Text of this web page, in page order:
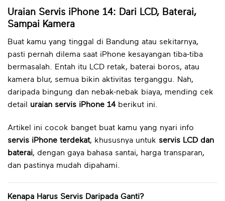
Uraian Servis iPhone 14: Dari LCD, Baterai,
Sampai Kamera
Buat kamu yang tinggal di Bandung atau sekitarnya,
pasti pernah dilema saat iPhone kesayangan tiba-tiba
bermasalah. Entah itu LCD retak, baterai boros, atau
kamera blur, semua bikin aktivitas terganggu. Nah,
daripada bingung dan nebak-nebak biaya, mending cek
detail uraian servis iPhone 14berikut ini.
Artikel ini cocok banget buat kamu yang nyari info
servis iPhone terdekat, khususnya untuk servis LCD dan
baterai, dengan gaya bahasa santai, harga transparan,
dan pastinya mudah dipahami.
Kenapa Harus Servis Daripada Ganti?